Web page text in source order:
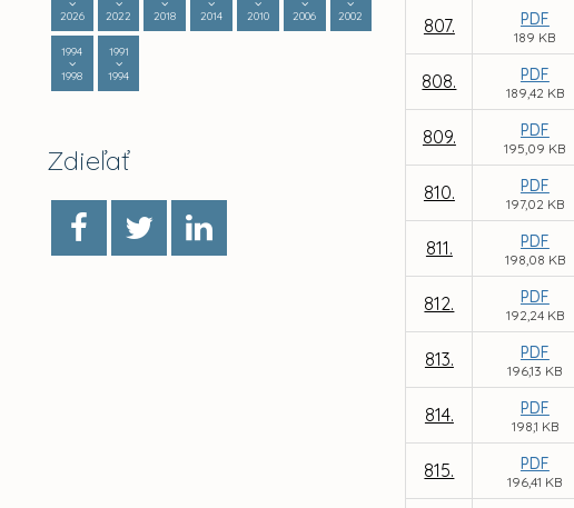
2026
2022
2018
2014
2010
2006
2002
1994
1998
1991
1994
Zdieľať
807. PDF
189 KB
808. PDF
189,42 KB
809. PDF
195,09 KB
810. PDF
197,02 KB
811. PDF
198,08 KB
812. PDF
192,24 KB
813. PDF
196,13 KB
814. PDF
198,1 KB
815. PDF
196,41 KB